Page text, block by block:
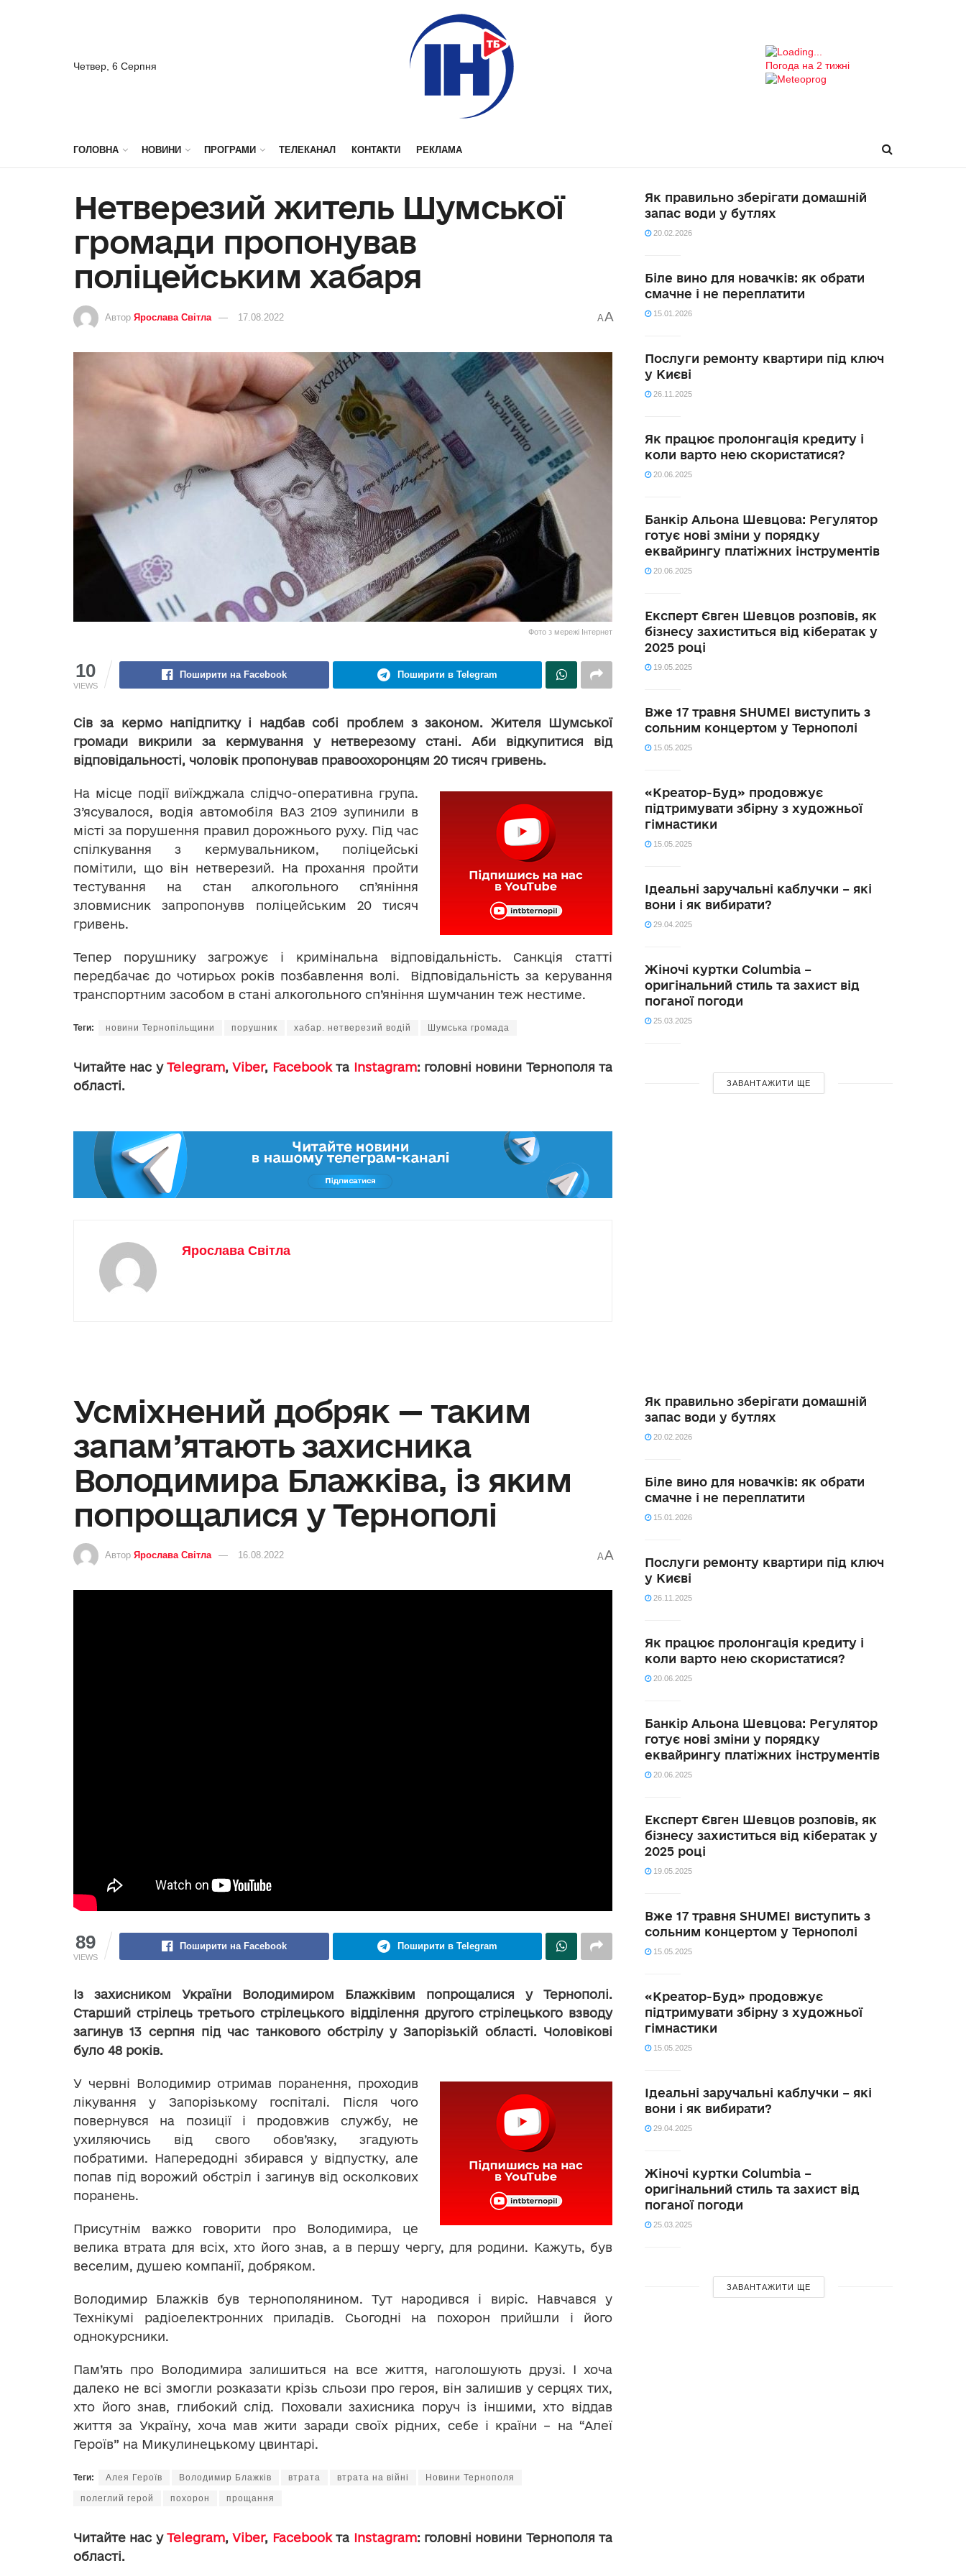
Четвер, 6 Серпня Погода на 2 тижні
ГОЛОВНА НОВИНИ ПРОГРАМИ ТЕЛЕКАНАЛ КОНТАКТИ РЕКЛАМА
Нетверезий житель Шумської
громади пропонував
поліцейським хабаря
Автор Ярослава Світла 17.08.2022 AA
Фото з мережі Інтернет
10
VIEWS
Поширити на Facebook Поширити в Telegram
Сів за кермо напідпитку і надбав собі проблем з законом. Жителя Шумської
громади викрили за кермування у нетверезому стані. Аби відкупитися від
відповідальності, чоловік пропонував правоохоронцям 20 тисяч гривень.
На місце події виїжджала слідчо-оперативна група.
З’ясувалося, водія автомобіля ВАЗ 2109 зупинили в
місті за порушення правил дорожнього руху. Під час
спілкування з кермувальником, поліцейські
помітили, що він нетверезий. На прохання пройти
тестування на стан алкогольного сп’яніння
зловмисник запропонувв поліцейським 20 тисяч
гривень.
Тепер порушнику загрожує і кримінальна відповідальність. Санкція статті
передбачає до чотирьох років позбавлення волі. Відповідальність за керування
транспортним засобом в стані алкогольного сп’яніння шумчанин теж нестиме.
Теги: новини Тернопільщини порушник хабар. нетверезий водій Шумська громада
Читайте нас уTelegram,Viber, Facebookта Instagram: головні новини Тернополя та
області.
Ярослава Світла
Як правильно зберігати домашній
запас води у бутлях
20.02.2026
Біле вино для новачків: як обрати
смачне і не переплатити
15.01.2026
Послуги ремонту квартири під ключ
у Києві
26.11.2025
Як працює пролонгація кредиту і
коли варто нею скористатися?
20.06.2025
Банкір Альона Шевцова: Регулятор
готує нові зміни у порядку
еквайрингу платіжних інструментів
20.06.2025
Експерт Євген Шевцов розповів, як
бізнесу захиститься від кібератак у
2025 році
19.05.2025
Вже 17 травня SHUMEI виступить з
сольним концертом у Тернополі
15.05.2025
«Креатор-Буд» продовжує
підтримувати збірну з художньої
гімнастики
15.05.2025
Ідеальні заручальні каблучки – які
вони і як вибирати?
29.04.2025
Жіночі куртки Columbia –
оригінальний стиль та захист від
поганої погоди
25.03.2025
ЗАВАНТАЖИТИ ЩЕ
Усміхнений добряк — таким
запам’ятають захисника
Володимира Блажківа, із яким
попрощалися у Тернополі
Автор Ярослава Світла 16.08.2022 AA
89
VIEWS
Поширити на Facebook Поширити в Telegram
Із захисником України Володимиром Блажківим попрощалися у Тернополі.
Старший стрілець третього стрілецького відділення другого стрілецького взводу
загинув 13 серпня під час танкового обстрілу у Запорізькій області. Чоловікові
було 48 років.
У червні Володимир отримав поранення, проходив
лікування у Запорізькому госпіталі. Після чого
повернувся на позиції і продовжив службу, не
ухиляючись від свого обов’язку, згадують
побратими. Напередодні збирався у відпустку, але
попав під ворожий обстріл і загинув від осколкових
поранень.
Присутнім важко говорити про Володимира, це
велика втрата для всіх, хто його знав, а в першу чергу, для родини. Кажуть, був
веселим, душею компанії, добряком.
Володимир Блажків був тернополянином. Тут народився і виріс. Навчався у
Технікумі радіоелектронних приладів. Сьогодні на похорон прийшли і його
однокурсники.
Пам’ять про Володимира залишиться на все життя, наголошують друзі. І хоча
далеко не всі змогли розказати крізь сльози про героя, він залишив у серцях тих,
хто його знав, глибокий слід. Поховали захисника поруч із іншими, хто віддав
життя за Україну, хоча мав жити заради своїх рідних, себе і країни – на “Алеї
Героїв” на Микулинецькому цвинтарі.
Теги: Алея Героїв Володимир Блажків втрата втрата на війні Новини Тернополя
полеглий герой похорон прощання
Читайте нас уTelegram,Viber, Facebookта Instagram: головні новини Тернополя та
області.
Як правильно зберігати домашній
запас води у бутлях
20.02.2026
Біле вино для новачків: як обрати
смачне і не переплатити
15.01.2026
Послуги ремонту квартири під ключ
у Києві
26.11.2025
Як працює пролонгація кредиту і
коли варто нею скористатися?
20.06.2025
Банкір Альона Шевцова: Регулятор
готує нові зміни у порядку
еквайрингу платіжних інструментів
20.06.2025
Експерт Євген Шевцов розповів, як
бізнесу захиститься від кібератак у
2025 році
19.05.2025
Вже 17 травня SHUMEI виступить з
сольним концертом у Тернополі
15.05.2025
«Креатор-Буд» продовжує
підтримувати збірну з художньої
гімнастики
15.05.2025
Ідеальні заручальні каблучки – які
вони і як вибирати?
29.04.2025
Жіночі куртки Columbia –
оригінальний стиль та захист від
поганої погоди
25.03.2025
ЗАВАНТАЖИТИ ЩЕ